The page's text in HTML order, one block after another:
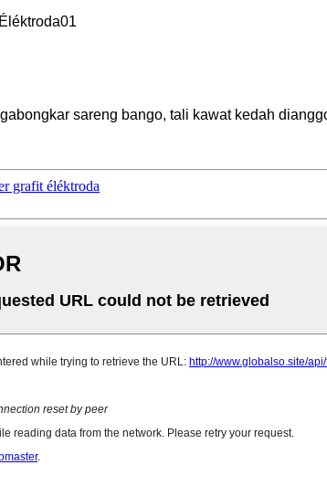
sareng bango, tali kawat kedah
grafit éléktroda